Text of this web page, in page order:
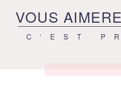
VOUS
C'EST